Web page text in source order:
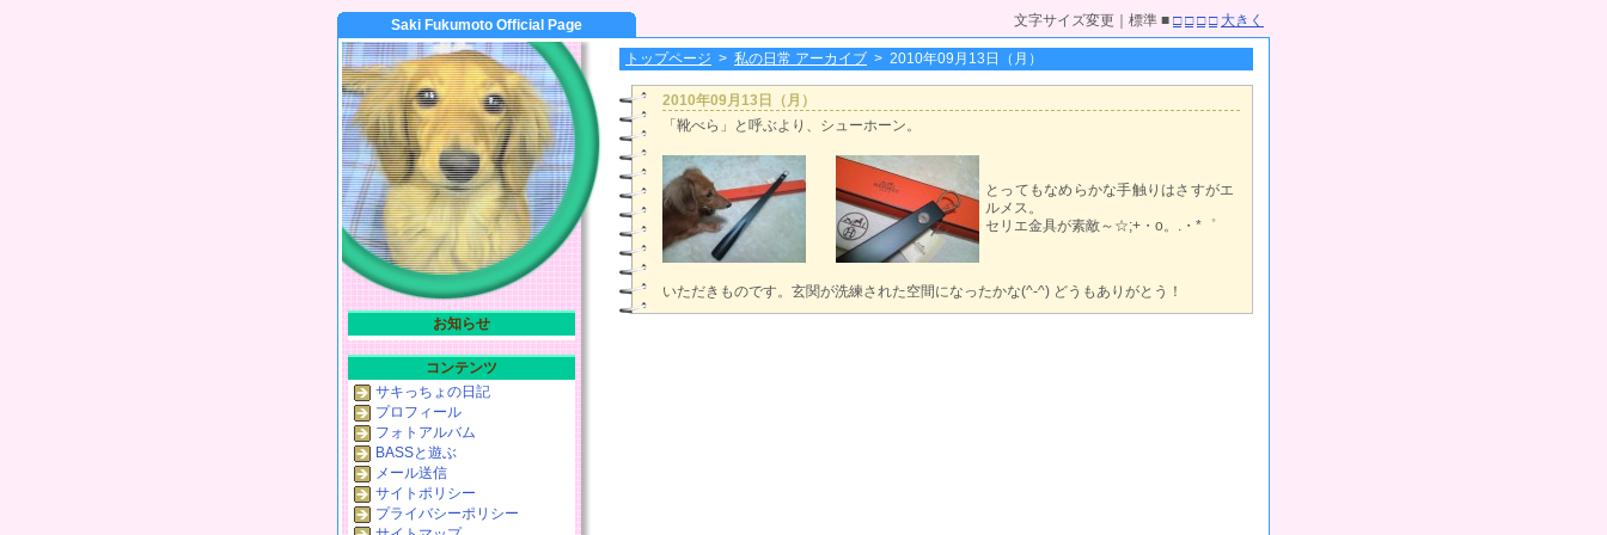
Saki Fukumoto Official Page 文字サイズ変更｜標準 ■ □ □ □ □ 大きく
トップページ > 私の日常 アーカイブ > 2010年09月13日（月）
2010年09月13日（月）
「靴べら」と呼ぶより、シューホーン。
とってもなめらかな手触りはさすがエ
ルメス。
セリエ金具が素敵～☆;+・o。.・*゜
いただきものです。玄関が洗練された空間になったかな(^-^) どうもありがとう！
お知らせ
コンテンツ
サキっちょの日記
プロフィール
フォトアルバム
BASSと遊ぶ
メール送信
サイトポリシー
プライバシーポリシー